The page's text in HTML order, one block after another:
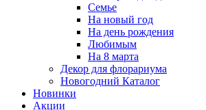
Семье
На новый год
На день рождения
Любимым
На 8 марта
Декор для флорариума
Новогодний Каталог
Новинки
Акции